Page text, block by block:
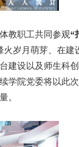
教职工共同参观“
火岁月萌芽、在
建设以及师生科
学院党委将以此
。